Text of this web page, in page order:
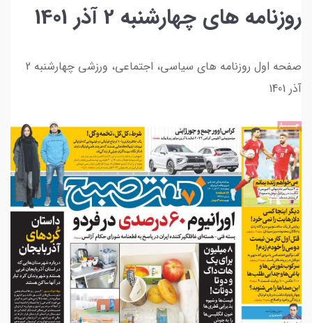
روزنامه های چهارشنبه 2 آذر 1401
صفحه اول روزنامه های سیاسی، اجتماعی، ورزشی چهارشنبه 2
آذر 1401